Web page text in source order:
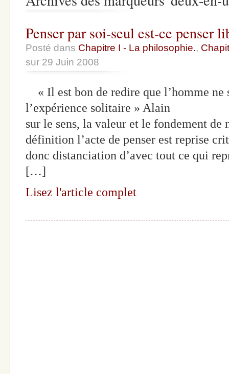
Penser par soi-seul est-ce penser
Posté dans Chapitre I - La philosophie.,
sur 29 Juin 2008
« Il est bon de redire que l’homme ne
l’expérience solitaire » Alain
sur le sens, la valeur et le fondement de
définition l’acte de penser est reprise
donc distanciation d’avec tout ce qui
[…]
Lisez l'article complet